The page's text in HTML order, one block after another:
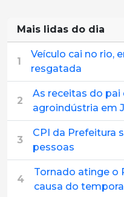
Mais lidas do dia
1
Veículo cai no rio,
resgatada
2
As receitas do pai
agroindústria em
3
CPI da Prefeitura
pessoas
4
Tornado atinge o
causa do